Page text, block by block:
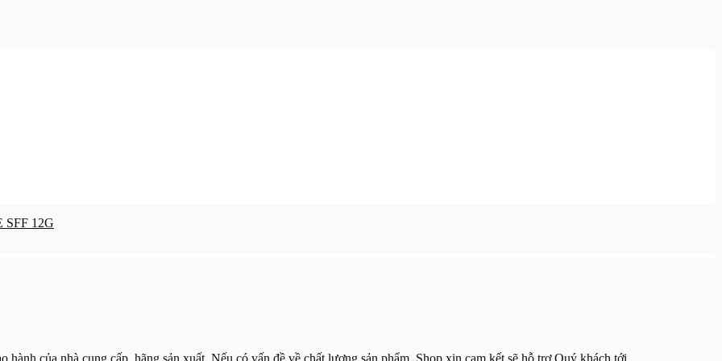
hành của nhà cung cấp, hãng sản xuất. Nếu có vấn đề về chất lượng sản phẩm, Shop xin cam kết sẽ hỗ trợ Quý khách tới